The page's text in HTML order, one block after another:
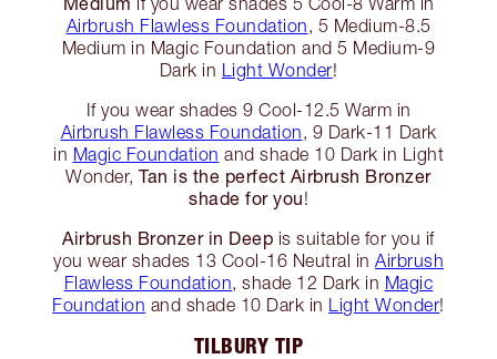
Airbrush Flawless Foundation, 5 Medium-8.5
Medium in Magic Foundation and 5 Medium-9
Dark in Light Wonder!
If you wear shades 9 Cool-12.5 Warm in
Airbrush Flawless Foundation, 9 Dark-11 Dark
in Magic Foundation and shade 10 Dark in Light
Wonder,Tan is the perfect Airbrush Bronzer
shade for you!
Airbrush Bronzer in Deep is suitable for you if
you wear shades 13 Cool-16 Neutral in Airbrush
Flawless Foundation, shade 12 Dark in Magic
Foundation and shade 10 Dark in Light Wonder!
TILBURY TIP